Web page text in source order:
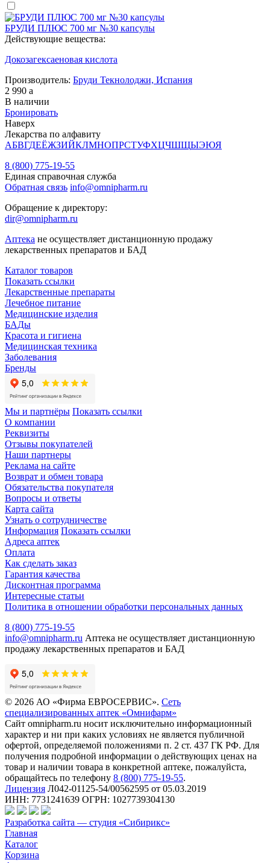
БРУДИ ПЛЮС 700 мг №30 капсулы
Действующие вещества:
Докозагексаеновая кислота
Производитель: Бруди Текнолоджи, Испания
2 990 a
В наличии
Бронировать
Наверх
Лекарства по алфавиту
АБВГДЕЁЖЗИЙКЛМНОПРСТУФХЦЧШЩЫЭЮЯ
8 (800) 775-19-55
Единая справочная служба
Обратная связь info@omnipharm.ru
Обращение к директору:
dir@omnipharm.ru
Аптека не осуществляет дистанционную продажу
лекарственных препаратов и БАД
Каталог товаров
Показать ссылки
Лекарственные препараты
Лечебное питание
Медицинские изделия
БАДы
Красота и гигиена
Медицинская техника
Заболевания
Бренды
Мы и партнёры Показать ссылки
О компании
Реквизиты
Отзывы покупателей
Наши партнеры
Реклама на сайте
Возврат и обмен товара
Обязательства покупателя
Вопросы и ответы
Карта сайта
Узнать о сотрудничестве
Информация Показать ссылки
Адреса аптек
Оплата
Как сделать заказ
Гарантия качества
Дисконтная программа
Интересные статьи
Политика в отношении обработки персональных данных
8 (800) 775-19-55
info@omnipharm.ru Аптека не осуществляет дистанционную
продажу лекарственных препаратов и БАД
© 2026 АО «Фирма ЕВРОСЕРВИС». Сеть
специализированных аптек «Омнифарм»
Сайт omnipharm.ru носит исключительно информационный
характер и ни при каких условиях не является публичной
офертой, определяемой положениями п. 2 ст. 437 ГК РФ. Для
получения подробной информации о действующих ценах на
товар и наличии товара в конкретной аптеке, пожалуйста,
обращайтесь по телефону 8 (800) 775-19-55.
Лицензия Л042-01125-54/00562595 от 05.03.2019
ИНН: 7731241639 ОГРН: 1027739304130
Разработка сайта — студия «Сибирикс»
Главная
Каталог
Корзина